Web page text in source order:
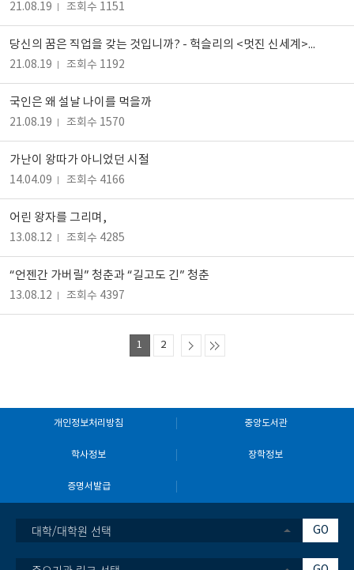
21.08.19 조회수 1151
당신의 꿈은 직업을 갖는 것입니까? - 헉슬리의 <멋진 신세계>에 대한 반응
21.08.19 조회수 1192
국인은 왜 설날 나이를 먹을까
21.08.19 조회수 1570
가난이 왕따가 아니었던 시절
14.04.09 조회수 4166
어린 왕자를 그리며,
13.08.12 조회수 4285
“언젠간 가버릴” 청춘과 “길고도 긴” 청춘
13.08.12 조회수 4397
1 2
개인정보처리방침 중앙도서관
학사정보 장학정보
증명서발급
대학/대학원 선택 GO